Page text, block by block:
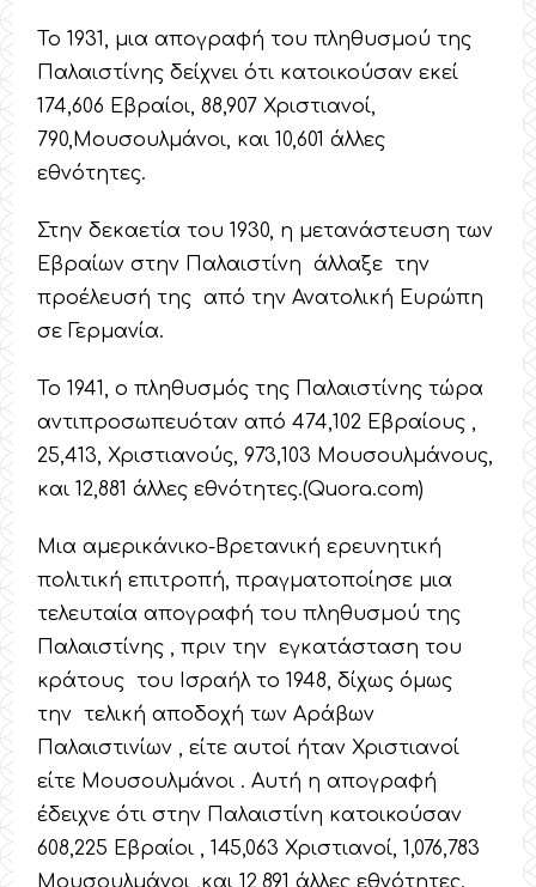
Το 1931, μια απογραφή του πληθυσμού της
Παλαιστίνης δείχνει ότι κατοικούσαν εκεί
174,606 Εβραίοι, 88,907 Χριστιανοί,
790,Μουσουλμάνοι, και 10,601 άλλες
εθνότητες.
Στην δεκαετία του 1930, η μετανάστευση των
Εβραίων στην Παλαιστίνη άλλαξε την
προέλευσή της από την Ανατολική Ευρώπη
σε Γερμανία.
Το 1941, ο πληθυσμός της Παλαιστίνης τώρα
αντιπροσωπευόταν από 474,102 Εβραίους ,
25,413, Χριστιανούς, 973,103 Μουσουλμάνους,
και 12,881 άλλες εθνότητες.(Quora.com)
Μια αμερικάνικο-Βρετανική ερευνητική
πολιτική επιτροπή, πραγματοποίησε μια
τελευταία απογραφή του πληθυσμού της
Παλαιστίνης , πριν την εγκατάσταση του
κράτους του Ισραήλ το 1948, δίχως όμως
την τελική αποδοχή των Αράβων
Παλαιστινίων , είτε αυτοί ήταν Χριστιανοί
είτε Μουσουλμάνοι . Αυτή η απογραφή
έδειχνε ότι στην Παλαιστίνη κατοικούσαν
608,225 Εβραίοι , 145,063 Χριστιανοί, 1,076,783
Μουσουλμάνοι ,και 12,891 άλλες εθνότητες.